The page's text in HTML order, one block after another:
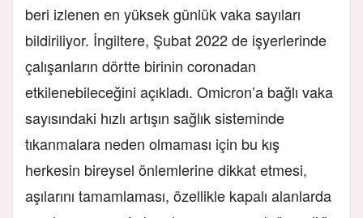
beri izlenen en yüksek günlük vaka sayıları
bildiriliyor. İngiltere, Şubat 2022 de işyerlerinde
çalışanların dörtte birinin coronadan
etkilenebileceğini açıkladı. Omicron’a bağlı vaka
sayısındaki hızlı artışın sağlık sisteminde
tıkanmalara neden olmaması için bu kış
herkesin bireysel önlemlerine dikkat etmesi,
aşılarını tamamlaması, özellikle kapalı alanlarda